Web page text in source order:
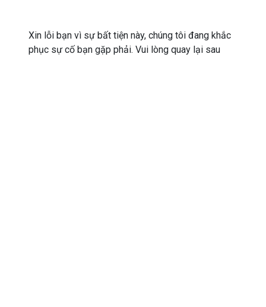
Xin lỗi bạn vì sự bất tiện này, chúng tôi đang khắc
phục sự cố bạn gặp phải. Vui lòng quay lại sau